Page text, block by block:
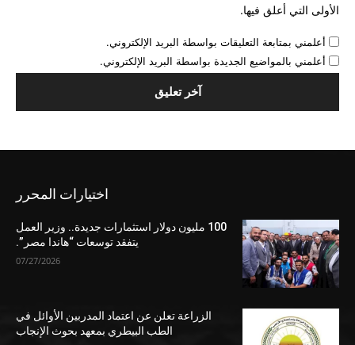
الأولى التي أعلق فيها.
أعلمني بمتابعة التعليقات بواسطة البريد الإلكتروني.
أعلمني بالمواضيع الجديدة بواسطة البريد الإلكتروني.
اختيارات المحرر
100 مليون دولار استثمارات جديدة.. وزير العمل
يتفقد توسعات “هاندا مصر”.
07/27/2026
الزراعة تعلن عن اعتماد المدربين الأوائل في
الطب البيطري بمعهد بحوث الإنجاب